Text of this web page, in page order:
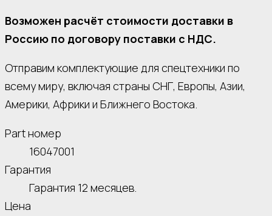
Возможен расчёт стоимости доставки в
Россию по договору поставки с НДС.
Отправим комплектующие для спецтехники по
всему миру, включая страны СНГ, Европы, Азии,
Америки, Африки и Ближнего Востока.
Part номер
16047001
Гарантия
Гарантия 12 месяцев.
Цена